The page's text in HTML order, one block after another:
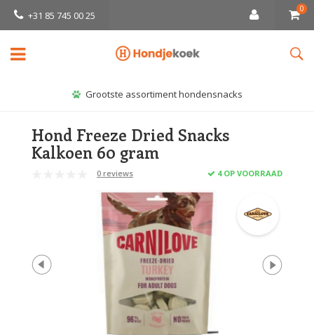
+31 85 745 00 25
0
Grootste assortiment hondensnacks
Hond Freeze Dried Snacks
Kalkoen 60 gram
0 reviews 4 OP VOORRAAD